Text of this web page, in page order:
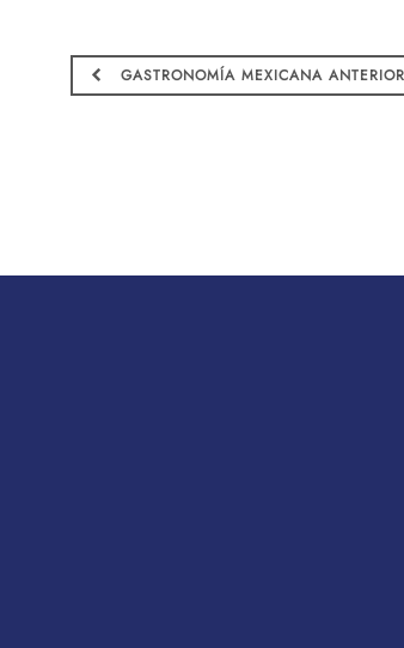
GASTRONOMÍA MEXICANA ANTERIOR